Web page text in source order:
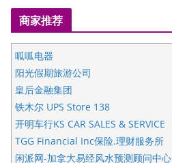
商家推荐
呱呱电器
阳光假期旅游公司
皇后金融集团
铁木尔 UPS Store 138
开明车行KS CAR SALES & SERVICE
TGG Financial Inc保险.理财服务所
闲派网-加拿大易经风水预测顾问中心